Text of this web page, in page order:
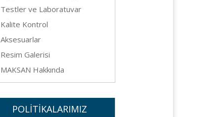
Testler ve Laboratuvar
Kalite Kontrol
Aksesuarlar
Resim Galerisi
MAKSAN Hakkında
POLİTİKALARIMIZ